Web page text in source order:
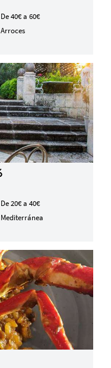
De 40€ a 60€
Arroces
De 20€ a 40€
Mediterránea